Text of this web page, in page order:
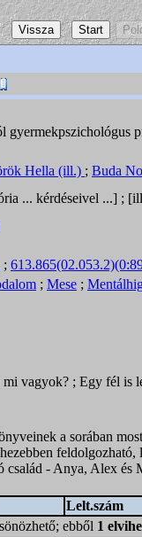
gyermekpszichológus
Hella (ill.) ; Buda
... kérdéseivel ...] ;
;
; Mese ;
vagyok? ; Egy fél is
a sorában
feldolgozható,
család - Anya, Alex és
Lelt.szám
ebből 1